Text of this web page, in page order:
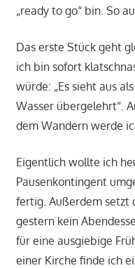
„ready to go“ bin. So
Das erste Stück geht
ich bin sofort
würde: „Es sieht aus
Wasser übergelehrt“.
dem Wandern werde
Eigentlich wollte ich
Pausenkontingent
fertig. Außerdem setzt
gestern kein
für eine ausgiebige
einer Kirche finde ich